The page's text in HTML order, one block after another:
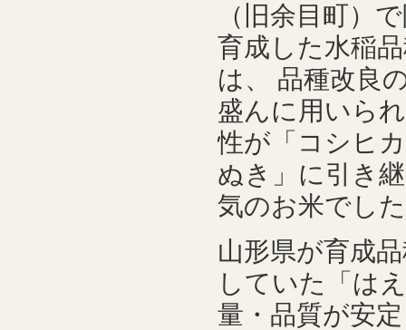
（旧余目町）
育成した水稲
は、 品種改良
盛んに用いら
性が「コシヒ
ぬき」に引き
気のお米でし
山形県が育成
していた「は
量・品質が安